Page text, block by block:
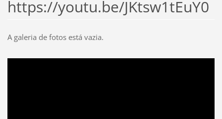
https://youtu.be/JKtsw1tEuY0
A galeria de fotos está vazia.